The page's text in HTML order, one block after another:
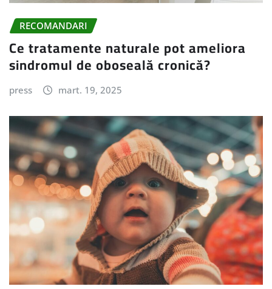
RECOMANDARI
Ce tratamente naturale pot ameliora
sindromul de oboseală cronică?
press mart. 19, 2025